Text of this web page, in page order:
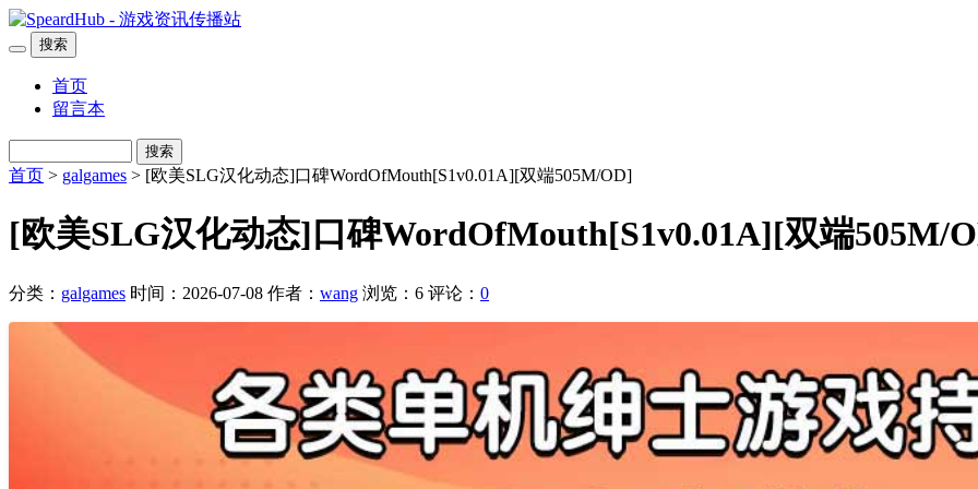
搜索
首页
留言本
搜索
首页 > galgames > [欧美SLG汉化动态]口碑WordOfMouth[S1v0.01A][双端505M/OD]
[欧美SLG汉化动态]口碑WordOfMouth[S1v0.01A][双端505M/
分类： galgames 时间：2026-07-08 作者： wang 浏览：6 评论： 0